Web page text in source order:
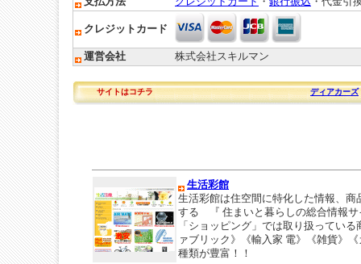
クレジットカード
運営会社 株式会社スキルマン
サイトはコチラ ディアカーズ